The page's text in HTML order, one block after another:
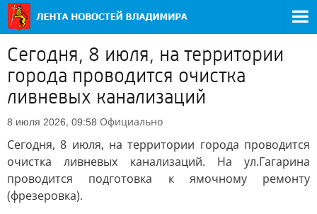
Сегодня, 8 июля, на территории
города проводится очистка
ливневых канализаций
8 июля 2026, 09:58 Официально
Сегодня, 8 июля, на территории города проводится
очистка ливневых канализаций. На ул.Гагарина
проводится подготовка к ямочному ремонту
(фрезеровка).